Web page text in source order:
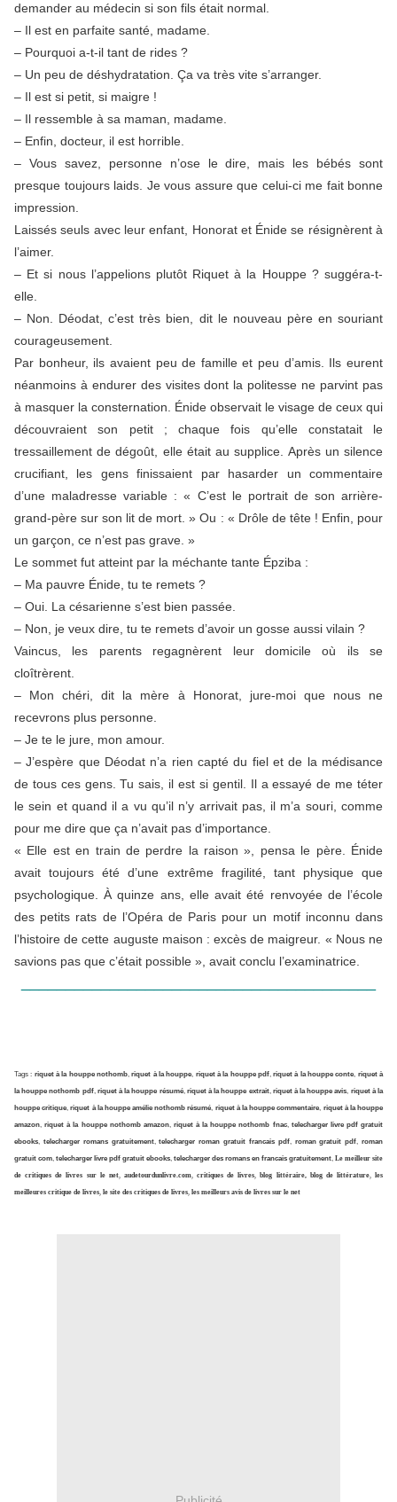
demander au médecin si son fils était normal.
– Il est en parfaite santé, madame.
– Pourquoi a-t-il tant de rides ?
– Un peu de déshydratation. Ça va très vite s’arranger.
– Il est si petit, si maigre !
– Il ressemble à sa maman, madame.
– Enfin, docteur, il est horrible.
– Vous savez, personne n’ose le dire, mais les bébés sont
presque toujours laids. Je vous assure que celui-ci me fait bonne
impression.
Laissés seuls avec leur enfant, Honorat et Énide se résignèrent à
l’aimer.
– Et si nous l’appelions plutôt Riquet à la Houppe ? suggéra-t-
elle.
– Non. Déodat, c’est très bien, dit le nouveau père en souriant
courageusement.
Par bonheur, ils avaient peu de famille et peu d’amis. Ils eurent
néanmoins à endurer des visites dont la politesse ne parvint pas
à masquer la consternation. Énide observait le visage de ceux qui
découvraient son petit ; chaque fois qu’elle constatait le
tressaillement de dégoût, elle était au supplice. Après un silence
crucifiant, les gens finissaient par hasarder un commentaire
d’une maladresse variable : « C’est le portrait de son arrière-
grand-père sur son lit de mort. » Ou : « Drôle de tête ! Enfin, pour
un garçon, ce n’est pas grave. »
Le sommet fut atteint par la méchante tante Épziba :
– Ma pauvre Énide, tu te remets ?
– Oui. La césarienne s’est bien passée.
– Non, je veux dire, tu te remets d’avoir un gosse aussi vilain ?
Vaincus, les parents regagnèrent leur domicile où ils se
cloîtrèrent.
– Mon chéri, dit la mère à Honorat, jure-moi que nous ne
recevrons plus personne.
– Je te le jure, mon amour.
– J’espère que Déodat n’a rien capté du fiel et de la médisance
de tous ces gens. Tu sais, il est si gentil. Il a essayé de me téter
le sein et quand il a vu qu’il n’y arrivait pas, il m’a souri, comme
pour me dire que ça n’avait pas d’importance.
« Elle est en train de perdre la raison », pensa le père. Énide
avait toujours été d’une extrême fragilité, tant physique que
psychologique. À quinze ans, elle avait été renvoyée de l’école
des petits rats de l’Opéra de Paris pour un motif inconnu dans
l’histoirede cette auguste maison : excès de maigreur. « Nous ne
savions pas que c’était possible », avait conclu l’examinatrice.
Tags : riquet à la houppe nothomb,riquet à la houppe, riquet à la houppe pdf,riquet à la houppe conte, riquet à
la houppe nothomb pdf, riquet à la houppe résumé, riquet à la houppe extrait, riquet à la houppe avis, riquet à la
houppe critique,riquet à la houppe amélie nothomb résumé, riquet à la houppe commentaire, riquet à la houppe
amazon,riquet à la houppe nothomb amazon, riquet à la houppe nothomb fnac, telecharger livre pdf gratuit
ebooks, telecharger romans gratuitement,telecharger roman gratuit francais pdf, roman gratuit pdf,roman
gratuit com, telecharger livre pdf gratuit ebooks, telecharger des romans en francais gratuitement, Le meilleur site
de critiques de livres sur le net, audetourdunlivre.com,critiques de livres,blog littéraire, blog de littérature, les
meilleures critique de livres, le site des critiques de livres, les meilleurs avis de livres sur le net